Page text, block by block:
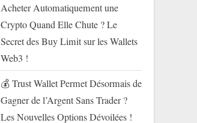
Acheter Automatiquement une
Crypto Quand Elle Chute ? Le
Secret des Buy Limit sur les Wallets
Web3 !
💰 Trust Wallet Permet Désormais de
Gagner de l’Argent Sans Trader ?
Les Nouvelles Options Dévoilées !